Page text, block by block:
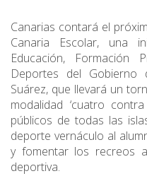
Canarias contará el
Canaria Escolar, una
Educación, Formación
Deportes del Gobierno
Suárez, que llevará un
modalidad ‘cuatro
públicos de todas las
deporte vernáculo al
y fomentar los recreos
deportiva.